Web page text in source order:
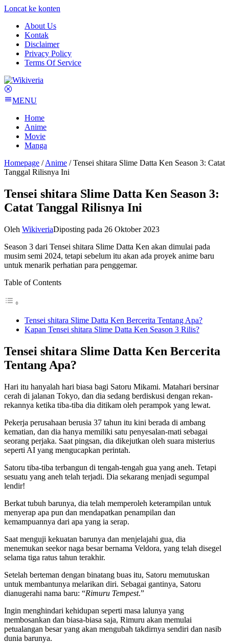
Loncat ke konten
About Us
Kontak
Disclaimer
Privacy Policy
Terms Of Service
MENU
Home
Anime
Movie
Manga
Homepage / Anime / Tensei shitara Slime Datta Ken Season 3: Catat
Tanggal Rilisnya Ini
Tensei shitara Slime Datta Ken Season 3:
Catat Tanggal Rilisnya Ini
Oleh WikiveriaDiposting pada 26 Oktober 2023
Season 3 dari Tensei shitara Slime Datta Ken akan dimulai pada
musim semi 2024, tetapi sebelum itu akan ada proyek anime baru
untuk menarik perhatian para penggemar.
Table of Contents
Tensei shitara Slime Datta Ken Bercerita Tentang Apa?
Kapan Tensei shitara Slime Datta Ken Season 3 Rilis?
Tensei shitara Slime Datta Ken Bercerita
Tentang Apa?
Hari itu hanyalah hari biasa bagi Satoru Mikami. Matahari bersinar
cerah di jalanan Tokyo, dan dia sedang berdiskusi dengan rekan-
rekannya ketika tiba-tiba dia ditikam oleh perampok yang lewat.
Pekerja perusahaan berusia 37 tahun itu kini berada di ambang
kematian, dan dia hanya memiliki satu penyesalan-mati sebagai
seorang perjaka. Saat pingsan, dia dikejutkan oleh suara misterius
seperti AI yang mengucapkan perintah.
Satoru tiba-tiba terbangun di tengah-tengah gua yang aneh. Tetapi
sesuatu yang aneh telah terjadi. Dia sekarang menjadi segumpal
lendir!
Berkat tubuh barunya, dia telah memperoleh keterampilan untuk
menyerap apa pun dan mendapatkan penampilan dan
kemampuannya dari apa yang ia serap.
Saat menguji kekuatan barunya dan menjelajahi gua, dia
menemukan seekor naga besar bernama Veldora, yang telah disegel
selama tiga ratus tahun terakhir.
Setelah berteman dengan binatang buas itu, Satoru memutuskan
untuk membantunya melarikan diri. Sebagai gantinya, Satoru
dianugerahi nama baru: “Rimuru Tempest.”
Ingin menghindari kehidupan seperti masa lalunya yang
membosankan dan biasa-biasa saja, Rimuru akan memulai
petualangan besar yang akan mengubah takdirnya sendiri dan nasib
dunia barunya.